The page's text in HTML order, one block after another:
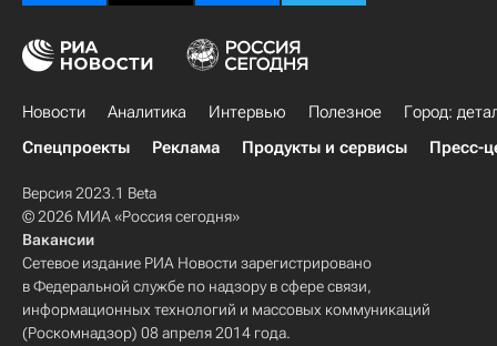
Новости Аналитика Интервью Полезное
Город:
Спецпроекты
Реклама Продукты и сервисы Пресс-
Версия 2023.1 Beta
© 2026 МИА «Россия сегодня»
Вакансии
Сетевое издание РИА Новости зарегистрировано
в Федеральной службе по надзору в сфере связи,
информационных технологий и массовых коммуникаций
(Роскомнадзор) 08 апреля 2014 года.